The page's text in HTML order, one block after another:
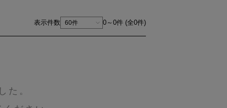
表示件数 0～0件 (全0件)
た。